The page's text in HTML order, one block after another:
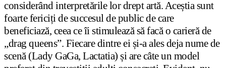
considerând interpretările lor drept artă. Aceștia sunt
foarte fericiți de succesul de public de care
beneficiază, ceea ce îi stimulează să facă o carieră de
„drag queens”. Fiecare dintre ei și-a ales deja nume de
scenă (Lady GaGa, Lactatia) și are câte un model